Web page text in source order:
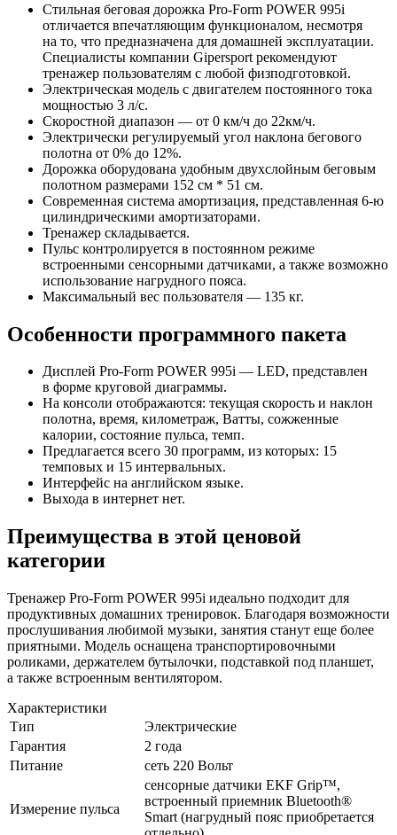
Стильная беговая дорожка Pro-Form POWER 995i
отличается впечатляющим функционалом, несмотря
на то, что предназначена для домашней эксплуатации.
Специалисты компании Gipersport рекомендуют
тренажер пользователям с любой физподготовкой.
Электрическая модель с двигателем постоянного тока
мощностью 3 л/с.
Скоростной диапазон — от 0 км/ч до 22км/ч.
Электрически регулируемый угол наклона бегового
полотна от 0% до 12%.
Дорожка оборудована удобным двухслойным беговым
полотном размерами 152 см * 51 см.
Современная система амортизация, представленная 6-ю
цилиндрическими амортизаторами.
Тренажер складывается.
Пульс контролируется в постоянном режиме
встроенными сенсорными датчиками, а также возможно
использование нагрудного пояса.
Максимальный вес пользователя — 135 кг.
Особенности программного пакета
Дисплей Pro-Form POWER 995i — LED, представлен
в форме круговой диаграммы.
На консоли отображаются: текущая скорость и наклон
полотна, время, километраж, Ватты, сожженные
калории, состояние пульса, темп.
Предлагается всего 30 программ, из которых: 15
темповых и 15 интервальных.
Интерфейс на английском языке.
Выхода в интернет нет.
Преимущества в этой ценовой
категории
Тренажер Pro-Form POWER 995i идеально подходит для
продуктивных домашних тренировок. Благодаря возможности
прослушивания любимой музыки, занятия станут еще более
приятными. Модель оснащена транспортировочными
роликами, держателем бутылочки, подставкой под планшет,
а также встроенным вентилятором.
Характеристики
Тип
Электрические
Гарантия
2 года
Питание
сеть 220 Вольт
Измерение пульса
сенсорные датчики EKF Grip™,
встроенный приемник Bluetooth®
Smart (нагрудный пояс приобретается